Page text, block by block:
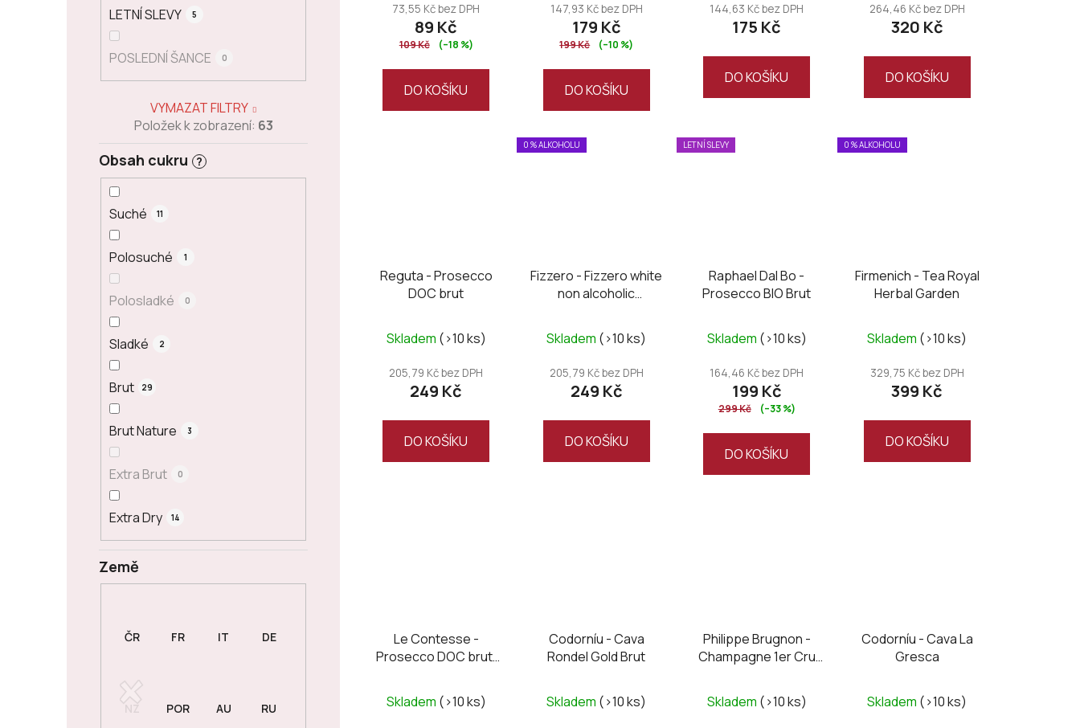
LETNÍ SLEVY 5
POSLEDNÍ ŠANCE 0
Země
Obsah cukru ?
Suché 11
Polosuché 1
Polosladké 0
Sladké 2
Brut 29
Brut Nature 3
Extra Brut 0
Extra Dry 14
VYMAZAT FILTRY
Položek k zobrazení: 63
73,55 Kč bez DPH
89 Kč
109 Kč (–18 %)
DO KOŠÍKU
147,93 Kč bez DPH
179 Kč
199 Kč (–10 %)
DO KOŠÍKU
144,63 Kč bez DPH
175 Kč
DO KOŠÍKU
264,46 Kč bez DPH
320 Kč
DO KOŠÍKU
Reguta - Prosecco
DOC brut
hodnocení
produktu
je
z
Skladem (>10 ks)
205,79 Kč bez DPH
249 Kč
DO KOŠÍKU
0 % ALKOHOLU
Fizzero - Fizzero white
non alcoholic
Skladem (>10 ks)
205,79 Kč bez DPH
249 Kč
DO KOŠÍKU
LETNÍ SLEVY
Raphael Dal Bo -
Prosecco BIO Brut
Skladem (>10 ks)
164,46 Kč bez DPH
199 Kč
299 Kč (–33 %)
DO KOŠÍKU
0 % ALKOHOLU
Firmenich - Tea Royal
Herbal Garden
Skladem (>10 ks)
329,75 Kč bez DPH
399 Kč
DO KOŠÍKU
Le Contesse -
Prosecco DOC brut,
Skladem (>10 ks)
Codorníu - Cava
Rondel Gold Brut
Skladem (>10 ks)
Philippe Brugnon -
Champagne 1er Cru
Skladem (>10 ks)
Codorníu - Cava La
Gresca
Skladem (>10 ks)